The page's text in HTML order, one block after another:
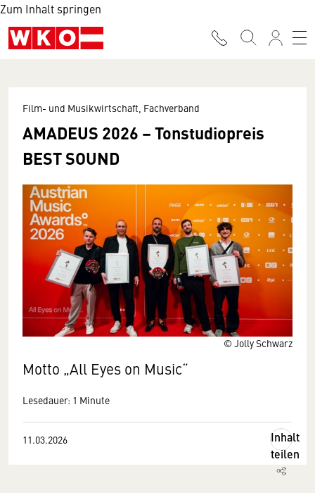
Zum Inhalt springen
© Jolly Schwarz
Film- und Musikwirtschaft, Fachverband
AMADEUS 2026 – Tonstudiopreis
BEST SOUND
Motto „All Eyes on Music“
Lesedauer: 1 Minute
11.03.2026
Inhalt
teilen